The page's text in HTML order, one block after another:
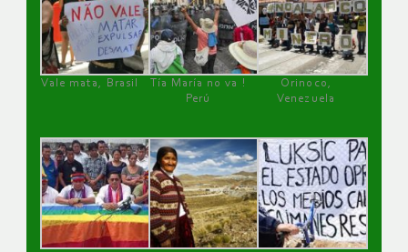
Vale mata, Brasil
Tía María no va !
Perú
Orinoco,
Venezuela